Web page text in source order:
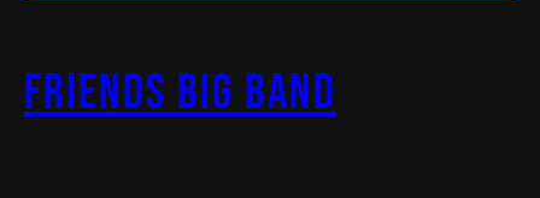
Friends Big Band